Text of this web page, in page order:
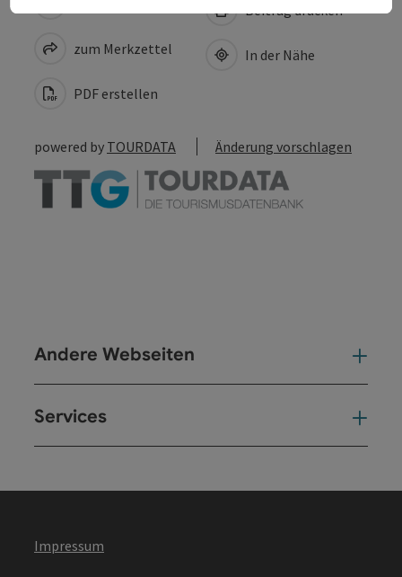
zum Merkzettel
PDF erstellen
Beitrag drucken
In der Nähe
powered by TOURDATA Änderung vorschlagen
Andere Webseiten
Services
Impressum